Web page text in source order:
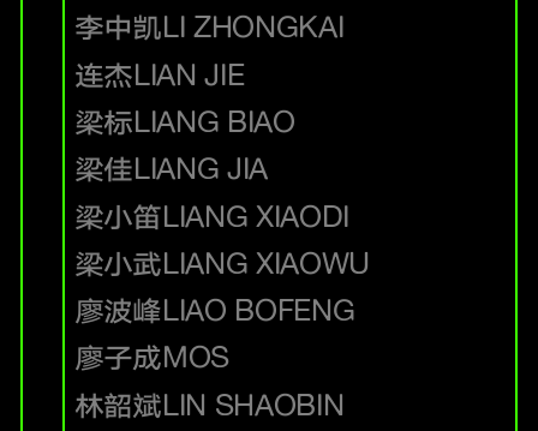
李中凯LI ZHONGKAI
连杰LIAN JIE
梁标LIANG BIAO
梁佳LIANG JIA
梁小笛LIANG XIAODI
梁小武LIANG XIAOWU
廖波峰LIAO BOFENG
廖子成MOS
林韶斌LIN SHAOBIN